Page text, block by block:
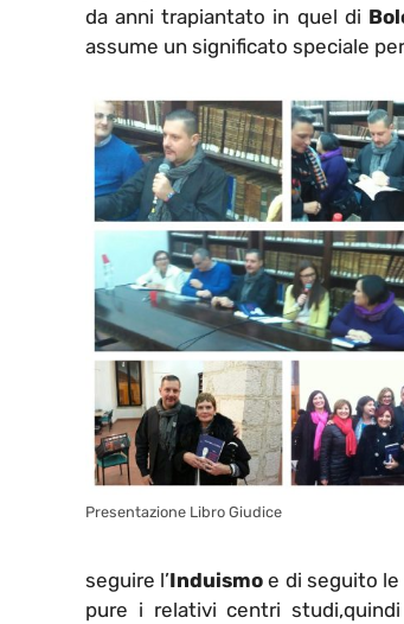
da anni trapiantato in quel di
assume un significato speciale
Presentazione Libro Giudice
seguire l’Induismo e di seguito
pure i relativi centri